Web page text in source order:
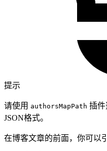
提示
请使用 authorsMapPath 插
JSON格式。
在博客文章的前面，你可以